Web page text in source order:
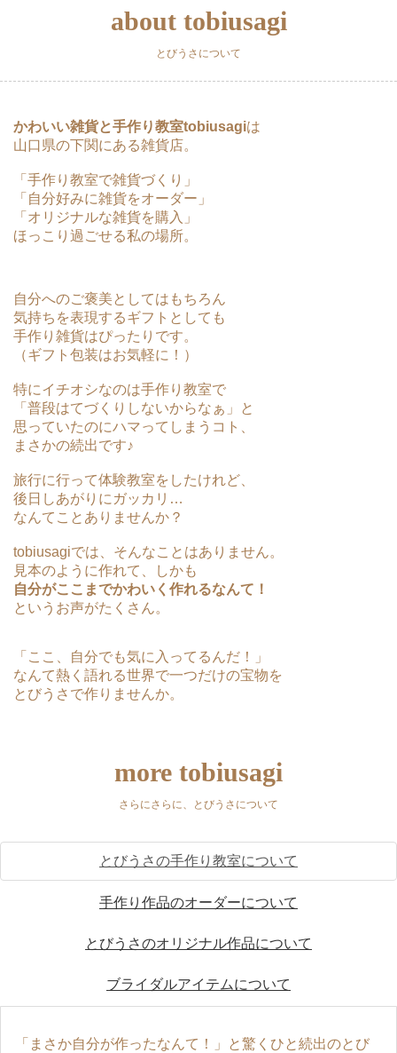
about tobiusagi
とびうさについて
かわいい雑貨と手作り教室tobiusagiは
山口県の下関にある雑貨店。
「手作り教室で雑貨づくり」
「自分好みに雑貨をオーダー」
「オリジナルな雑貨を購入」
ほっこり過ごせる私の場所。
自分へのご褒美としてはもちろん
気持ちを表現するギフトとしても
手作り雑貨はぴったりです。
（ギフト包装はお気軽に！）
特にイチオシなのは手作り教室で
「普段はてづくりしないからなぁ」と
思っていたのにハマってしまうコト、
まさかの続出です♪
旅行に行って体験教室をしたけれど、
後日しあがりにガッカリ…
なんてことありませんか？
tobiusagiでは、そんなことはありません。
見本のように作れて、しかも
自分がここまでかわいく作れるなんて！
というお声がたくさん。
「ここ、自分でも気に入ってるんだ！」
なんて熱く語れる世界で一つだけの宝物を
とびうさで作りませんか。
more tobiusagi
さらにさらに、とびうさについて
とびうさの手作り教室について
手作り作品のオーダーについて
とびうさのオリジナル作品について
ブライダルアイテムについて
「まさか自分が作ったなんて！」と驚くひと続出のとび